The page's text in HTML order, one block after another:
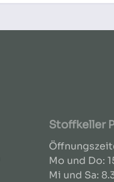
Stoffkeller
Mo und Do:
Mi und Sa: